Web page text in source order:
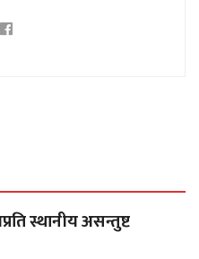
स्थानीय असन्तुष्ट